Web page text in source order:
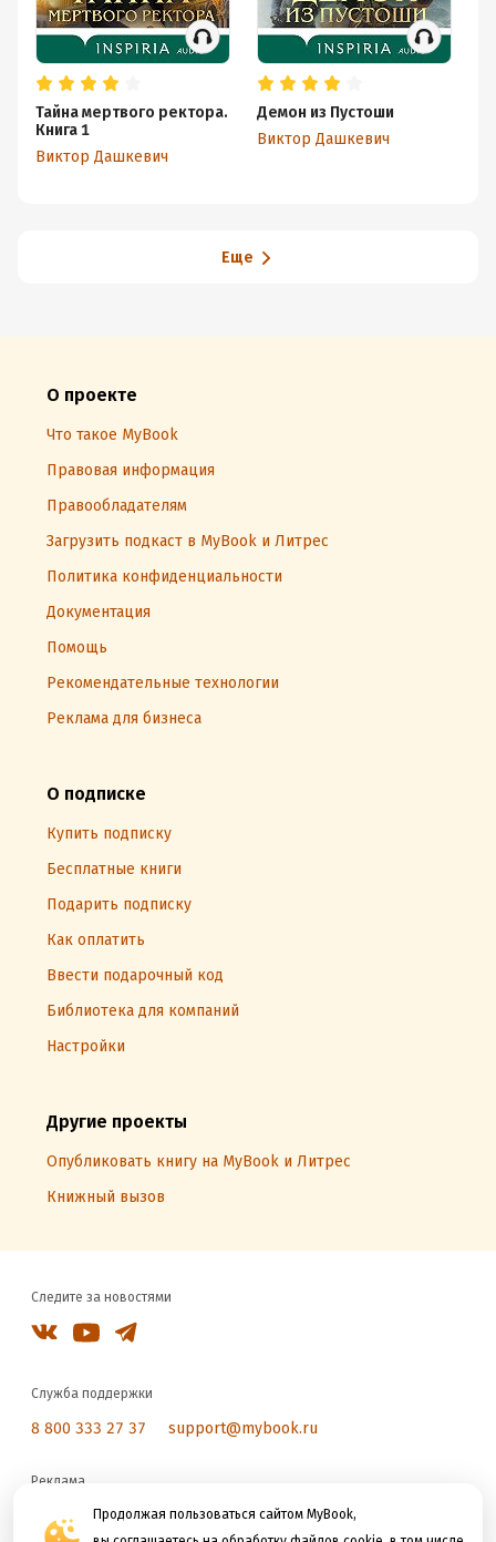
Продолжая пользоваться сайтом MyBook,
Тайна мертвого ректора.
Книга 1
Виктор Дашкевич
Демон из Пустоши
Виктор Дашкевич
Еще
О проекте
Что такое MyBook
Правовая информация
Правообладателям
Загрузить подкаст в MyBook и Литрес
Политика конфиденциальности
Документация
Помощь
Рекомендательные технологии
Реклама для бизнеса
О подписке
Купить подписку
Бесплатные книги
Подарить подписку
Как оплатить
Ввести подарочный код
Библиотека для компаний
Настройки
Другие проекты
Опубликовать книгу на MyBook и Литрес
Книжный вызов
Следите за новостями
Служба поддержки
8 800 333 27 37 support@mybook.ru
Реклама
reklama@litres.ru